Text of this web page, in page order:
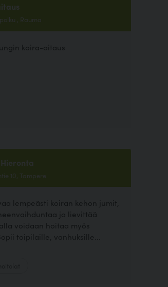
, Rauma
koira-aitaus
Hieronta
10, Tampere
lempeästi koiran kehon jumit,
ja lievittää
voidaan hoitaa myös
toipilaille, vanhuksille...